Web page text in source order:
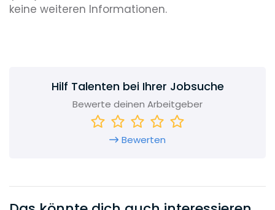
keine weiteren Informationen.
Hilf Talenten bei Ihrer Jobsuche
Bewerte deinen Arbeitgeber
Bewerten